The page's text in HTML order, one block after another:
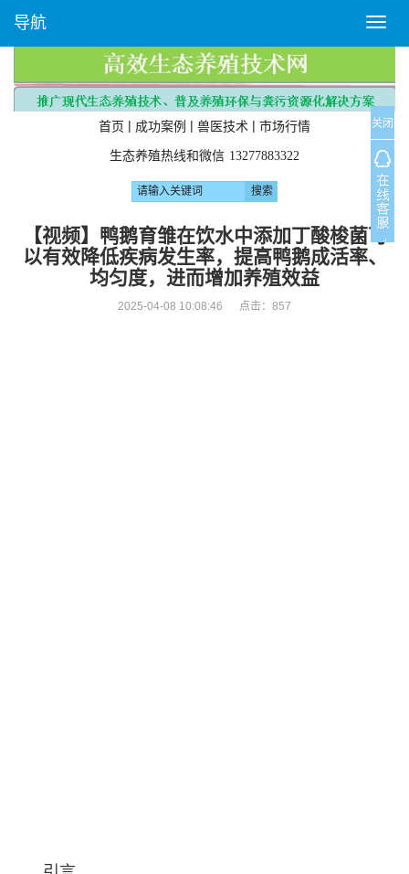
T
o
g
l
e
n
a
v
i
g
a
导航
首页 | 成功案例 | 兽医技术 | 市场行情
生态养殖热线和微信 13277883322
【视频】鸭鹅育雏在饮水中添加丁酸梭菌可
以有效降低疾病发生率，提高鸭鹅成活率、
均匀度，进而增加养殖效益
2025-04-08 10:08:46 点击： 857
关闭